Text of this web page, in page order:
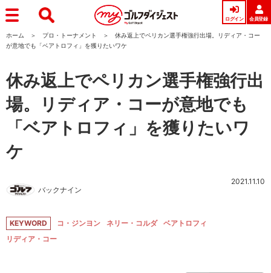
ログイン 会員登録
ホーム プロ・トーナメント
休み返上でペリカン選手権強行出場。リディア・コー
が意地でも「ベアトロフィ」を獲りたいワケ
休み返上でペリカン選手権強行出
場。リディア・コーが意地でも
「ベアトロフィ」を獲りたいワ
ケ
バックナイン
2021.11.10
KEYWORD コ・ジンヨン ネリー・コルダ
ベアトロフィ
リディア・コー